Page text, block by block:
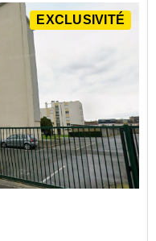
EXCLUSIVITÉ